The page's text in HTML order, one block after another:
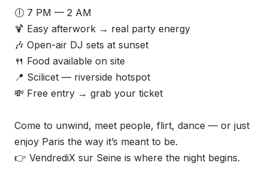
🕕 7 PM — 2 AM
🍹 Easy afterwork → real party energy
🎶 Open-air DJ sets at sunset
🍴 Food available on site
📍 Scilicet — riverside hotspot
💸 Free entry → grab your ticket
Come to unwind, meet people, flirt, dance — or just
enjoy Paris the way it’s meant to be.
👉 VendrediX sur Seine is where the night begins.